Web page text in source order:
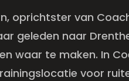
oprichtster van
geleden naar
waar te maken. In
voor